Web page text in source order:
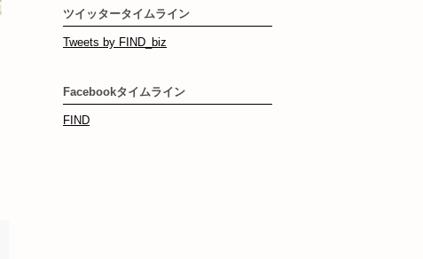
ツイッタータイムライン
Tweets by FIND_biz
Facebookタイムライン
FIND